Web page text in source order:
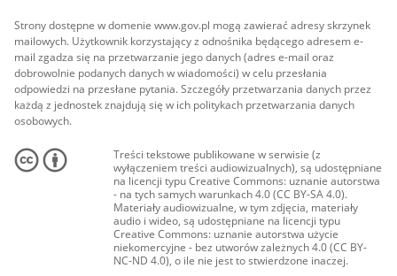
Strony dostępne w domenie www.gov.pl mogą zawierać adresy skrzynek
mailowych. Użytkownik korzystający z odnośnika będącego adresem e-
mail zgadza się na przetwarzanie jego danych (adres e-mail oraz
dobrowolnie podanych danych w wiadomości) w celu przesłania
odpowiedzi na przesłane pytania. Szczegóły przetwarzania danych przez
każdą z jednostek znajdują się w ich politykach przetwarzania danych
osobowych.
Treści tekstowe publikowane w serwisie (z
wyłączeniem treści audiowizualnych), są udostępniane
na licencji typu Creative Commons: uznanie autorstwa
- na tych samych warunkach 4.0 (CC BY-SA 4.0).
Materiały audiowizualne, w tym zdjęcia, materiały
audio i wideo, są udostępniane na licencji typu
Creative Commons: uznanie autorstwa użycie
niekomercyjne - bez utworów zależnych 4.0 (CC BY-
NC-ND 4.0), o ile nie jest to stwierdzone inaczej.